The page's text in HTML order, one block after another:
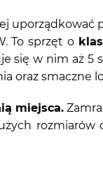
To sprzęt o
się w nim aż 5
oraz smaczne
miejsca.
rozmiarów